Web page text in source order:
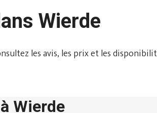
Wierde
les avis, les prix et les
Wierde